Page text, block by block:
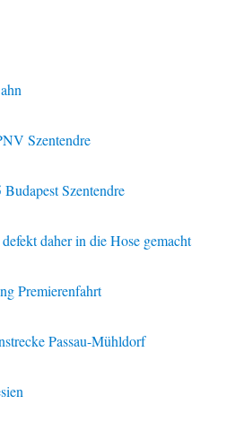
Szentendre
Szentendre
daher in die Hose gemacht
Premierenfahrt
Passau-Mühldorf